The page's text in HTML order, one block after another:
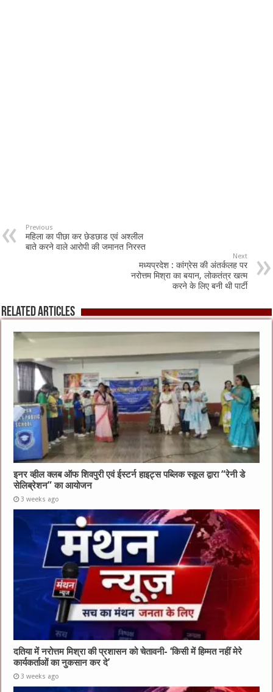
Previous
महिला का पीछा कर छेडछाड एवं अश्‍लील
बाते करने वाले आरोपी की जमानत निरस्‍त
Next
मध्यप्रदेश : कांग्रेस की अंतर्कलह पर
नरोत्तम मिश्रा का बयान, लोकतंत्र खत्म
करने के लिए बनी थी पार्टी
Related Articles
इनर व्हील क्लब ऑफ शिवपुरी एवं ईस्टर्न हाइट्स पब्लिक स्कूल द्वारा “रेनी डे
सेलिब्रेशन” का आयोजन
3 weeks ago
दतिया में नरोत्तम मिश्रा की प्रशासन को चेतावनी- ‘किसी में हिम्मत नहीं मेरे
कार्यकर्ताओं का नुकसान कर दे’
3 weeks ago